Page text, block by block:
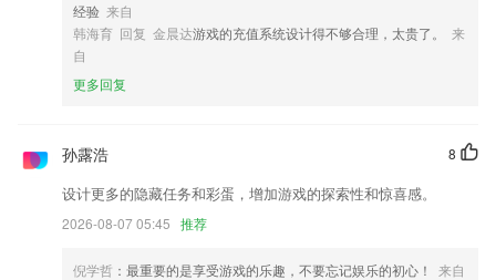
经验 来自
韩海育 回复 金晨达游戏的充值系统设计得不够合理，太贵了。
来
自
更多回复
8
孙露浩
设计更多的隐藏任务和彩蛋，增加游戏的探索性和惊喜感。
2026-08-07 05:45 推荐
倪学哲 ：最重要的是享受游戏的乐趣，不要忘记娱乐的初心！
来自